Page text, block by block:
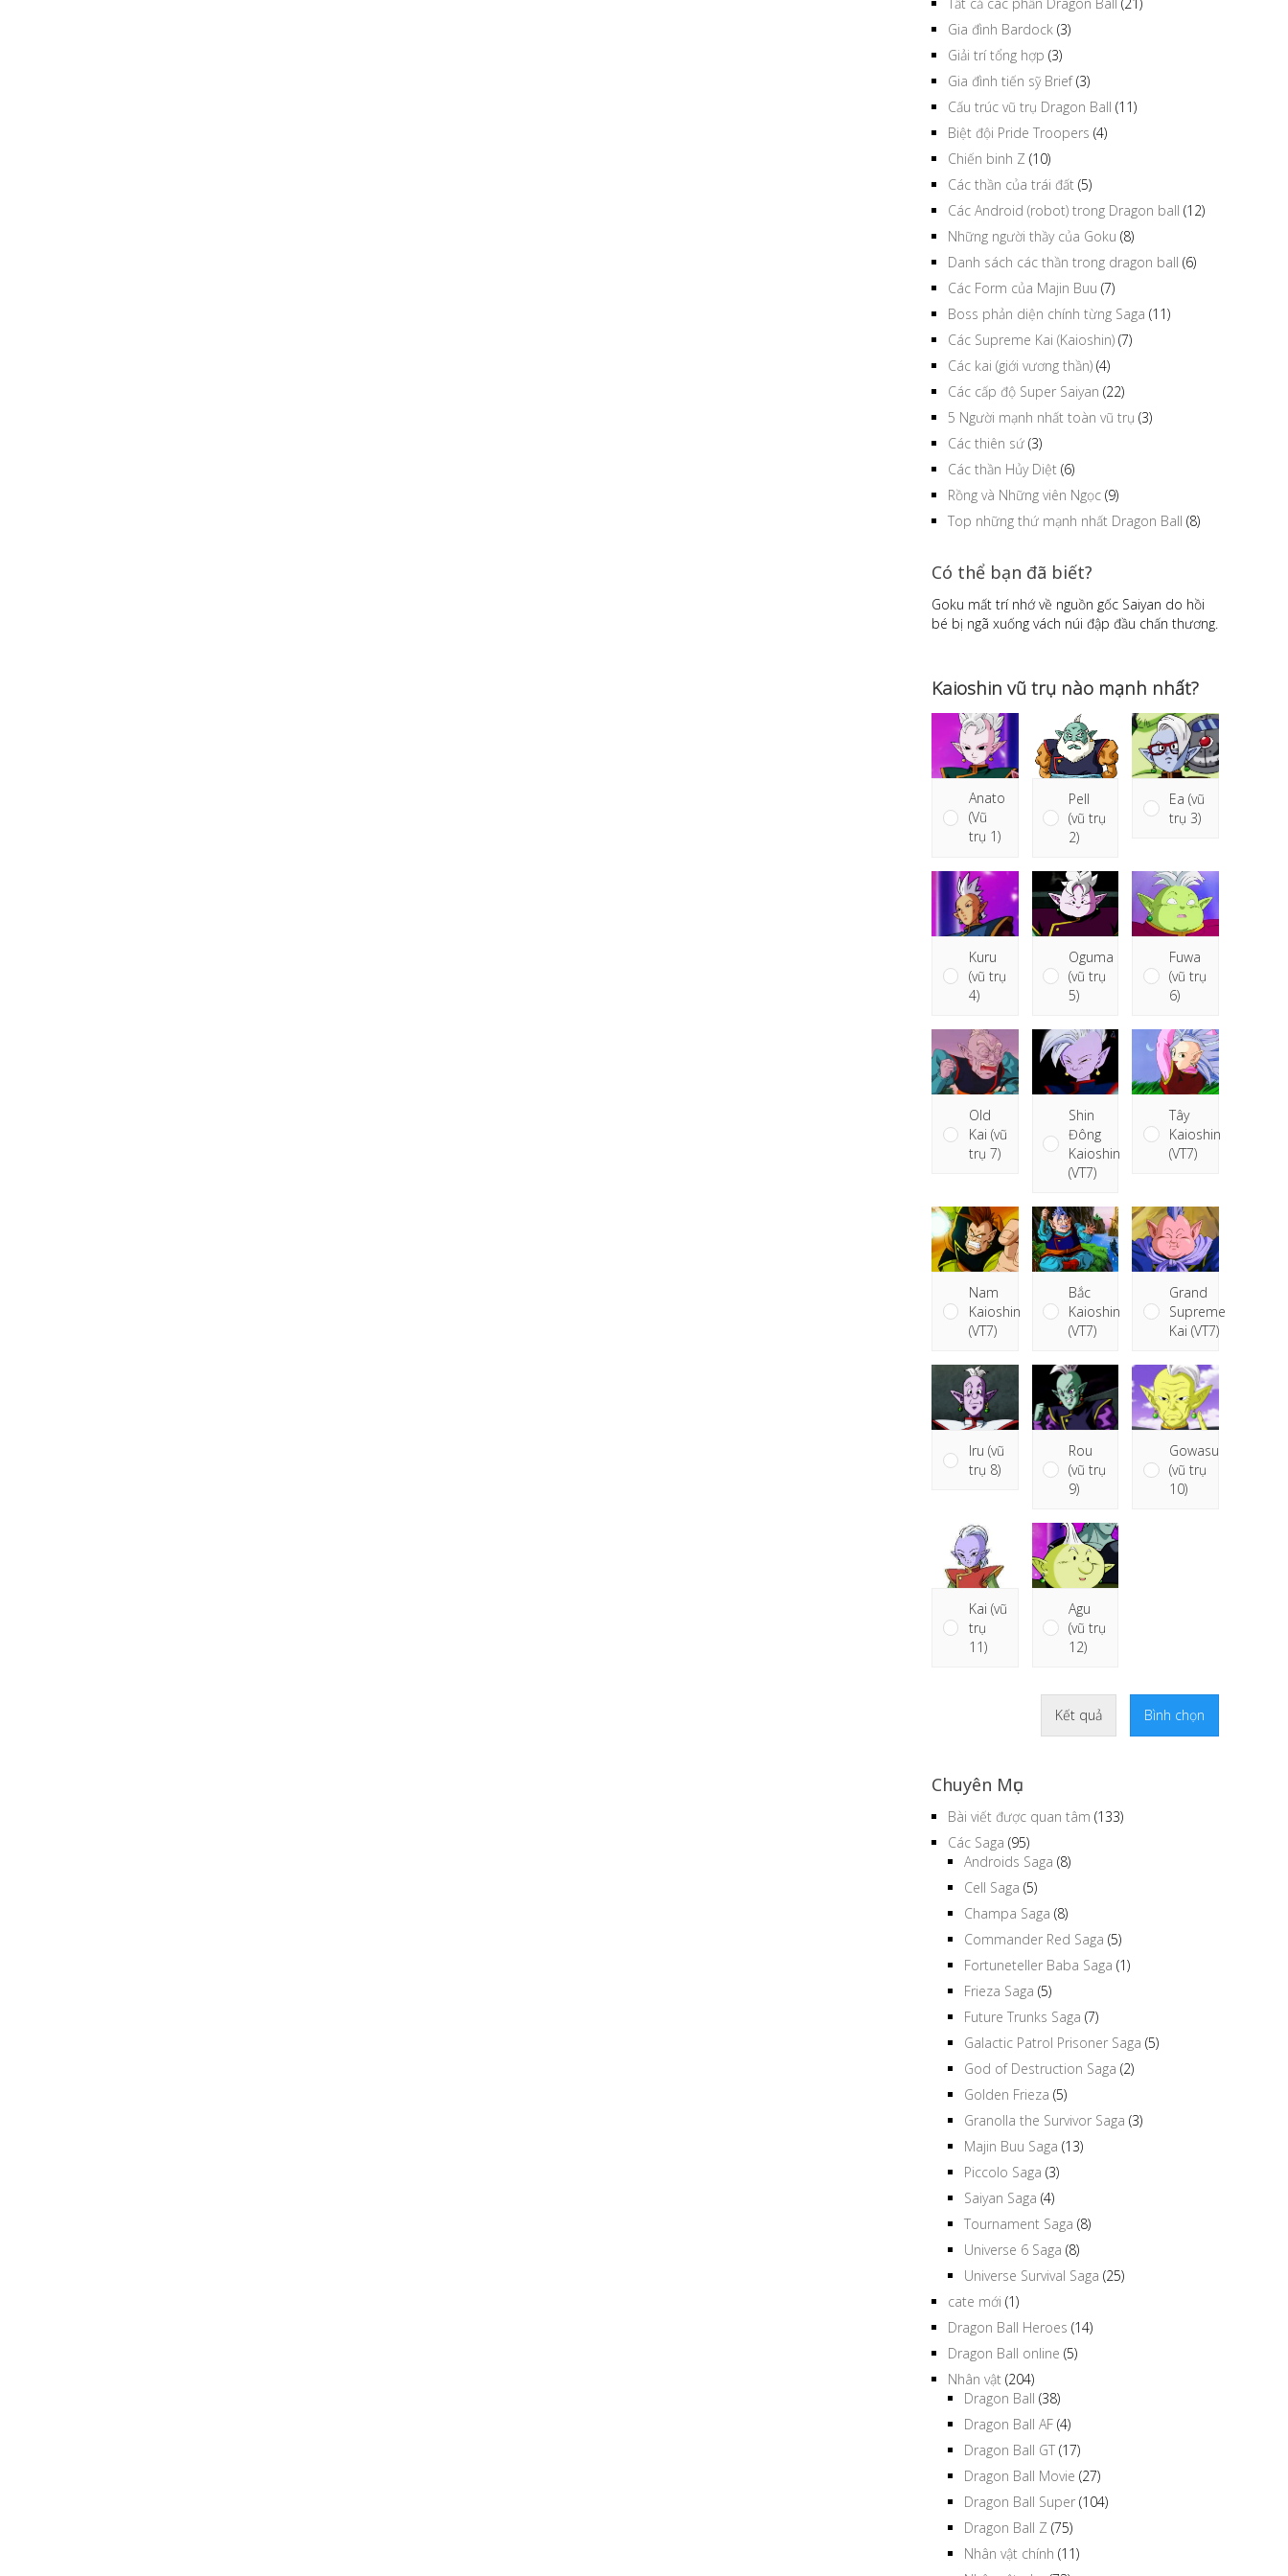
Gia đình Bardock (3)
Giải trí tổng hợp (3)
Gia đình tiến sỹ Brief(3)
Cấu trúc vũ trụ Dragon Ball (11)
Biệt đội Pride Troopers (4)
Chiến binh Z (10)
Các thần của trái đất (5)
Các Android (robot) trong Dragon ball (12)
Những người thầy của Goku (8)
Danh sách các thần trong dragon ball (6)
Các Form của Majin Buu (7)
Boss phản diện chính từng Saga (11)
Các Supreme Kai (Kaioshin) (7)
Các kai (giới vương thần) (4)
Các cấp độ Super Saiyan (22)
5 Người mạnh nhất toàn vũ trụ (3)
Các thiên sứ (3)
Các thần Hủy Diệt (6)
Rồng và Những viên Ngọc (9)
Top những thứ mạnh nhất Dragon Ball (8)
Có thể bạn đã biết?
Goku mất trí nhớ về nguồn gốc Saiyan do hồi
bé bị ngã xuống vách núi đập đầu chấn thương.
Kaioshin vũ trụ nào mạnh nhất?
Anato
(Vũ
trụ 1)
Pell
(vũ trụ
2)
Ea (vũ
trụ 3)
Kuru
(vũ trụ
4)
Oguma
(vũ trụ
5)
Fuwa
(vũ trụ
6)
Old
Kai (vũ
trụ 7)
Shin
Đông
Kaioshin
(VT7)
Tây
Kaioshin
(VT7)
Nam
Kaioshin
(VT7)
Bắc
Kaioshin
(VT7)
Grand
Supreme
Kai (VT7)
Iru (vũ
trụ 8)
Rou
(vũ trụ
9)
Gowasu
(vũ trụ
10)
Kai (vũ
trụ
11)
Agu
(vũ trụ
12)
Kết quả Bình chọn
Chuyên Mục
Bài viết được quan tâm (133)
Các Saga (95)
Androids Saga (8)
Cell Saga (5)
Champa Saga (8)
Commander Red Saga (5)
Fortuneteller Baba Saga (1)
Frieza Saga (5)
Future Trunks Saga (7)
Galactic Patrol Prisoner Saga (5)
God of Destruction Saga (2)
Golden Frieza (5)
Granolla the Survivor Saga (3)
Majin Buu Saga (13)
Piccolo Saga (3)
Saiyan Saga (4)
Tournament Saga (8)
Universe 6 Saga (8)
Universe Survival Saga (25)
cate mới (1)
Dragon Ball Heroes (14)
Dragon Ball online (5)
Nhân vật (204)
Dragon Ball (38)
Dragon Ball AF (4)
Dragon Ball GT (17)
Dragon Ball Movie (27)
Dragon Ball Super (104)
Dragon Ball Z (75)
Nhân vật chính (11)